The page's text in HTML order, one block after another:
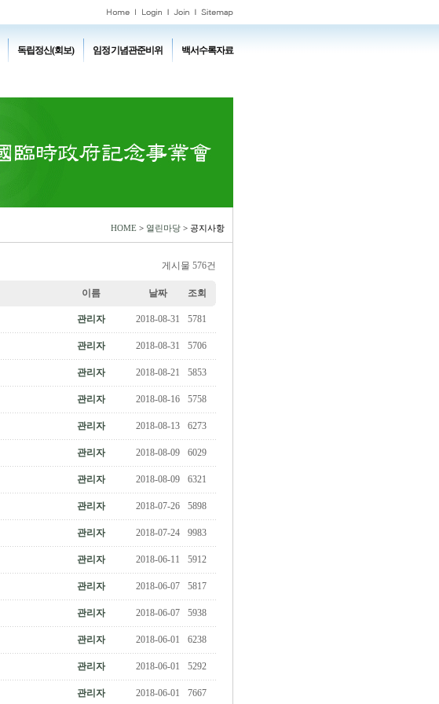
독립정신(회보) 임정기념관준비위 백서수록자료
HOME > 열린마당 > 공지사항
게시물 576건
이름 날짜 조회
관리자 2018-08-31 5781
관리자 2018-08-31 5706
관리자 2018-08-21 5853
관리자 2018-08-16 5758
관리자 2018-08-13 6273
관리자 2018-08-09 6029
관리자 2018-08-09 6321
관리자 2018-07-26 5898
관리자 2018-07-24 9983
관리자 2018-06-11 5912
관리자 2018-06-07 5817
관리자 2018-06-07 5938
관리자 2018-06-01 6238
관리자 2018-06-01 5292
관리자 2018-06-01 7667